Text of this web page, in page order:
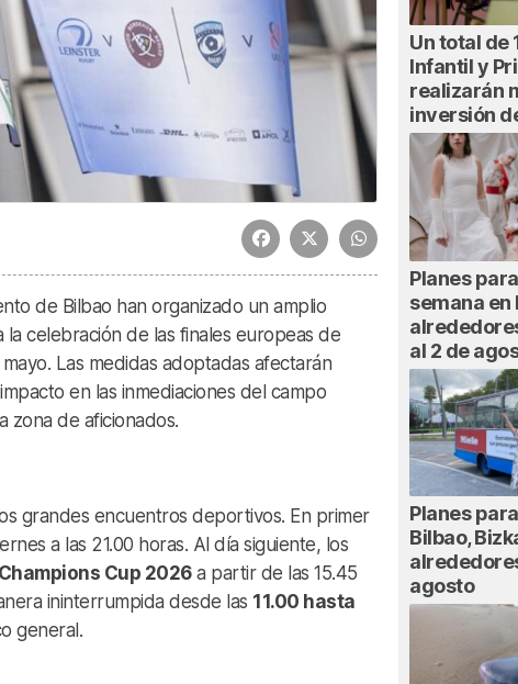
de Bilbao han organizado un amplio
celebración de las finales europeas de
Las medidas adoptadas afectarán
en las inmediaciones del campo
zona de aficionados.
grandes encuentros deportivos. En primer
a las 21.00 horas. Al día siguiente, los
Cup 2026a partir de las 15.45
ininterrumpida desde las 11.00 hasta
general.
Un total de
Infantil y
realizarán
inversión
Planes
semana en
al 2 de
Planes
Bilbao,
agosto